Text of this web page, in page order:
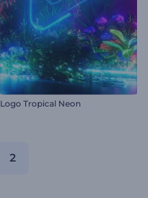
Logo Tropical Neon
2